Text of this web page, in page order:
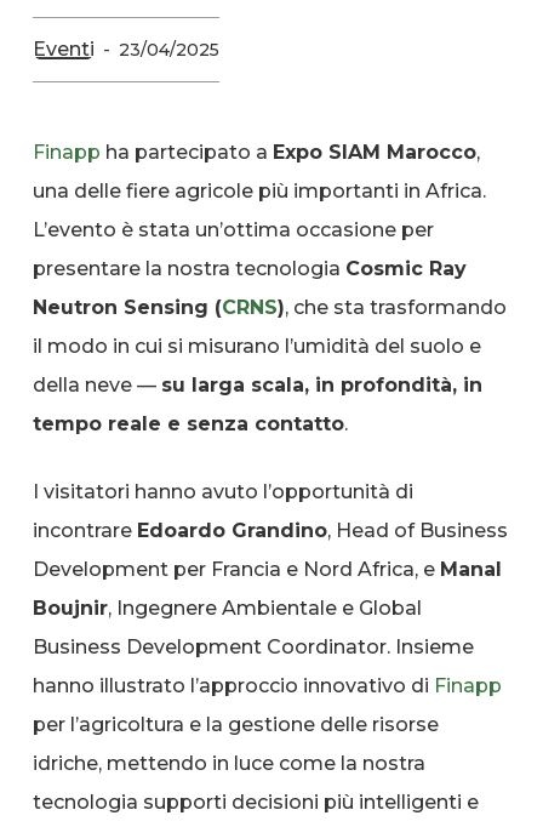
Eventi 23/04/2025
Finapp ha partecipato a Expo SIAM Marocco,
una delle fiere agricole più importanti in Africa.
L’evento è stata un’ottima occasione per
presentare la nostra tecnologia Cosmic Ray
Neutron Sensing (CRNS), che sta trasformando
il modo in cui si misurano l’umidità del suolo e
della neve — su larga scala, in profondità, in
tempo reale e senza contatto.
I visitatori hanno avuto l’opportunità di
incontrare Edoardo Grandino, Head of Business
Development per Francia e Nord Africa, e Manal
Boujnir, Ingegnere Ambientale e Global
Business Development Coordinator. Insieme
hanno illustrato l’approccio innovativo di Finapp
per l’agricoltura e la gestione delle risorse
idriche, mettendo in luce come la nostra
tecnologia supporti decisioni più intelligenti e